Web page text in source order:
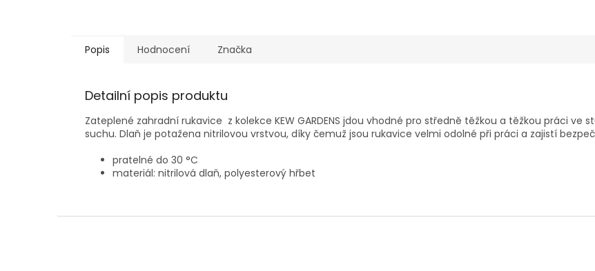
Popis Hodnocení Značka
Detailní popis produktu
Zateplené zahradní rukavice z kolekce KEW GARDENS jdou vhodné pro středně těžkou a těžkou práci ve
suchu. Dlaň je potažena nitrilovou vrstvou, díky čemuž jsou rukavice velmi odolné při práci a zajistí
pratelné do 30 °C
materiál: nitrilová dlaň, polyesterový hřbet